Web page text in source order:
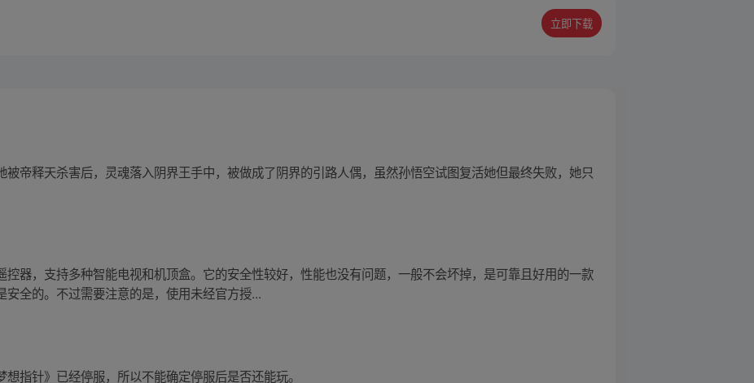
立即下载
帝释天杀害后，灵魂落入阴界王手中，被做成了阴界的引路人偶，虽然孙悟空试图复活她但最终失败，她只
器，支持多种智能电视和机顶盒。它的安全性较好，性能也没有问题，一般不会坏掉，是可靠且好用的一款
全的。不过需要注意的是，使用未经官方授...
指针》已经停服，所以不能确定停服后是否还能玩。